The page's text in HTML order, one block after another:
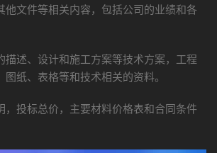
他文件等相关内容，包括公司的业绩和各
描述、设计和施工方案等技术方案，工程
纸、表格等和技术相关的资料。
，投标总价，主要材料价格表和合同条件